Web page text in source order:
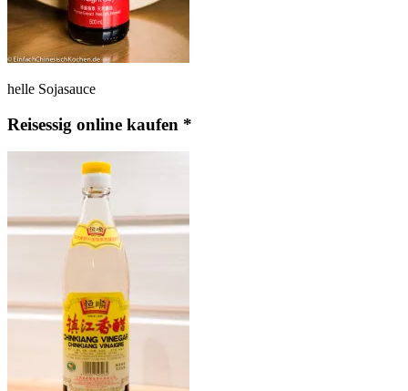
helle Sojasauce
Reisessig online kaufen *